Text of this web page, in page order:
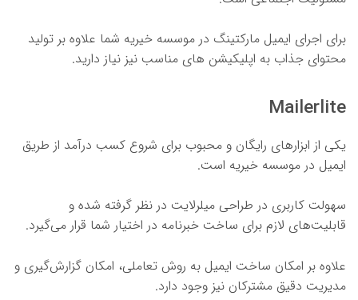
برای اجرای ایمیل مارکتینگ در موسسه خیریه شما علاوه بر تولید
محتوای جذاب به اپلیکیشن های مناسب نیز نیاز دارید.
Mailerlite
یکی از ابزارهای رایگان و محبوب برای شروع کسب درآمد از طریق
ایمیل در موسسه خیریه است.
سهولت کاربری در طراحی میلرلایت در نظر گرفته شده و
قابلیت‌های لازم برای ساخت خبرنامه در اختیار شما قرار می‌گیرد.
علاوه بر امکان ساخت ایمیل به روش تعاملی، امکان گزارش‌گیری و
مدیریت دقیق مشترکان نیز وجود دارد.